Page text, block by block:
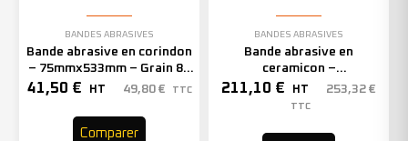
BANDES ABRASIVES
Bande abrasive en corindon
– 75mmx533mm – Grain 80
– 301424 (x20)
41,50 € HT 49,80 € TTC
Comparer
BANDES ABRASIVES
Bande abrasive en
ceramicon –
150mmx2000mm – Grain 60
– 305970 (x10)
211,10 € HT 253,32 €
TTC